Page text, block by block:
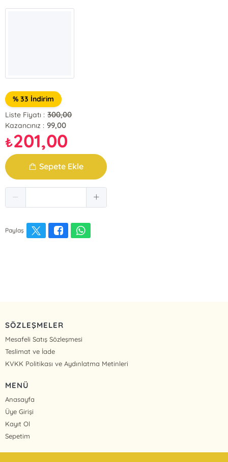
% 33 İndirim
Liste Fiyatı : 300,00
Kazancınız : 99,00
₺201,00
Sepete Ekle
Paylaş
SÖZLEŞMELER
Mesafeli Satış Sözleşmesi
Teslimat ve İade
KVKK Politikası ve Aydınlatma Metinleri
MENÜ
Anasayfa
Üye Girişi
Kayıt Ol
Sepetim